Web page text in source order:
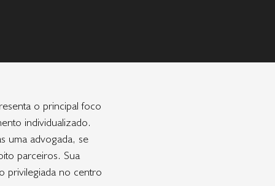
o principal foco
individualizado.
uma advogada, se
parceiros. Sua
privilegiada no centro